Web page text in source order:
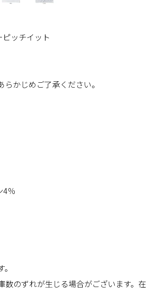
ッチイット
かじめご了承ください。
4％
のずれが生じる場合がございます。在